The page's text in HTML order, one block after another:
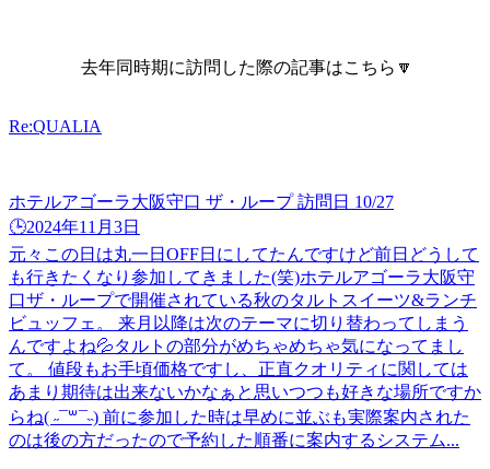
去年同時期に訪問した際の記事はこちら🔽
Re:QUALIA
ホテルアゴーラ大阪守口 ザ・ループ 訪問日 10/27
🕒️2024年11月3日
元々この日は丸一日OFF日にしてたんですけど前日どうして
も行きたくなり参加してきました(笑)ホテルアゴーラ大阪守
口ザ・ループで開催されている秋のタルトスイーツ&ランチ
ビュッフェ。 来月以降は次のテーマに切り替わってしまう
んですよね💦タルトの部分がめちゃめちゃ気になってまし
て。 値段もお手頃価格ですし、正直クオリティに関しては
あまり期待は出来ないかなぁと思いつつも好きな場所ですか
らね( ˶¯꒳¯˵) 前に参加した時は早めに並ぶも実際案内された
のは後の方だったので予約した順番に案内するシステム...